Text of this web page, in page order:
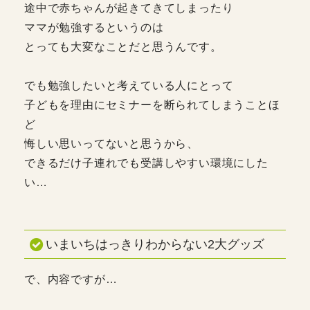
途中で赤ちゃんが起きてきてしまったり
ママが勉強するというのは
とっても大変なことだと思うんです。
でも勉強したいと考えている人にとって
子どもを理由にセミナーを断られてしまうことほ
ど
悔しい思いってないと思うから、
できるだけ子連れでも受講しやすい環境にした
い…
いまいちはっきりわからない2大グッズ
で、内容ですが…